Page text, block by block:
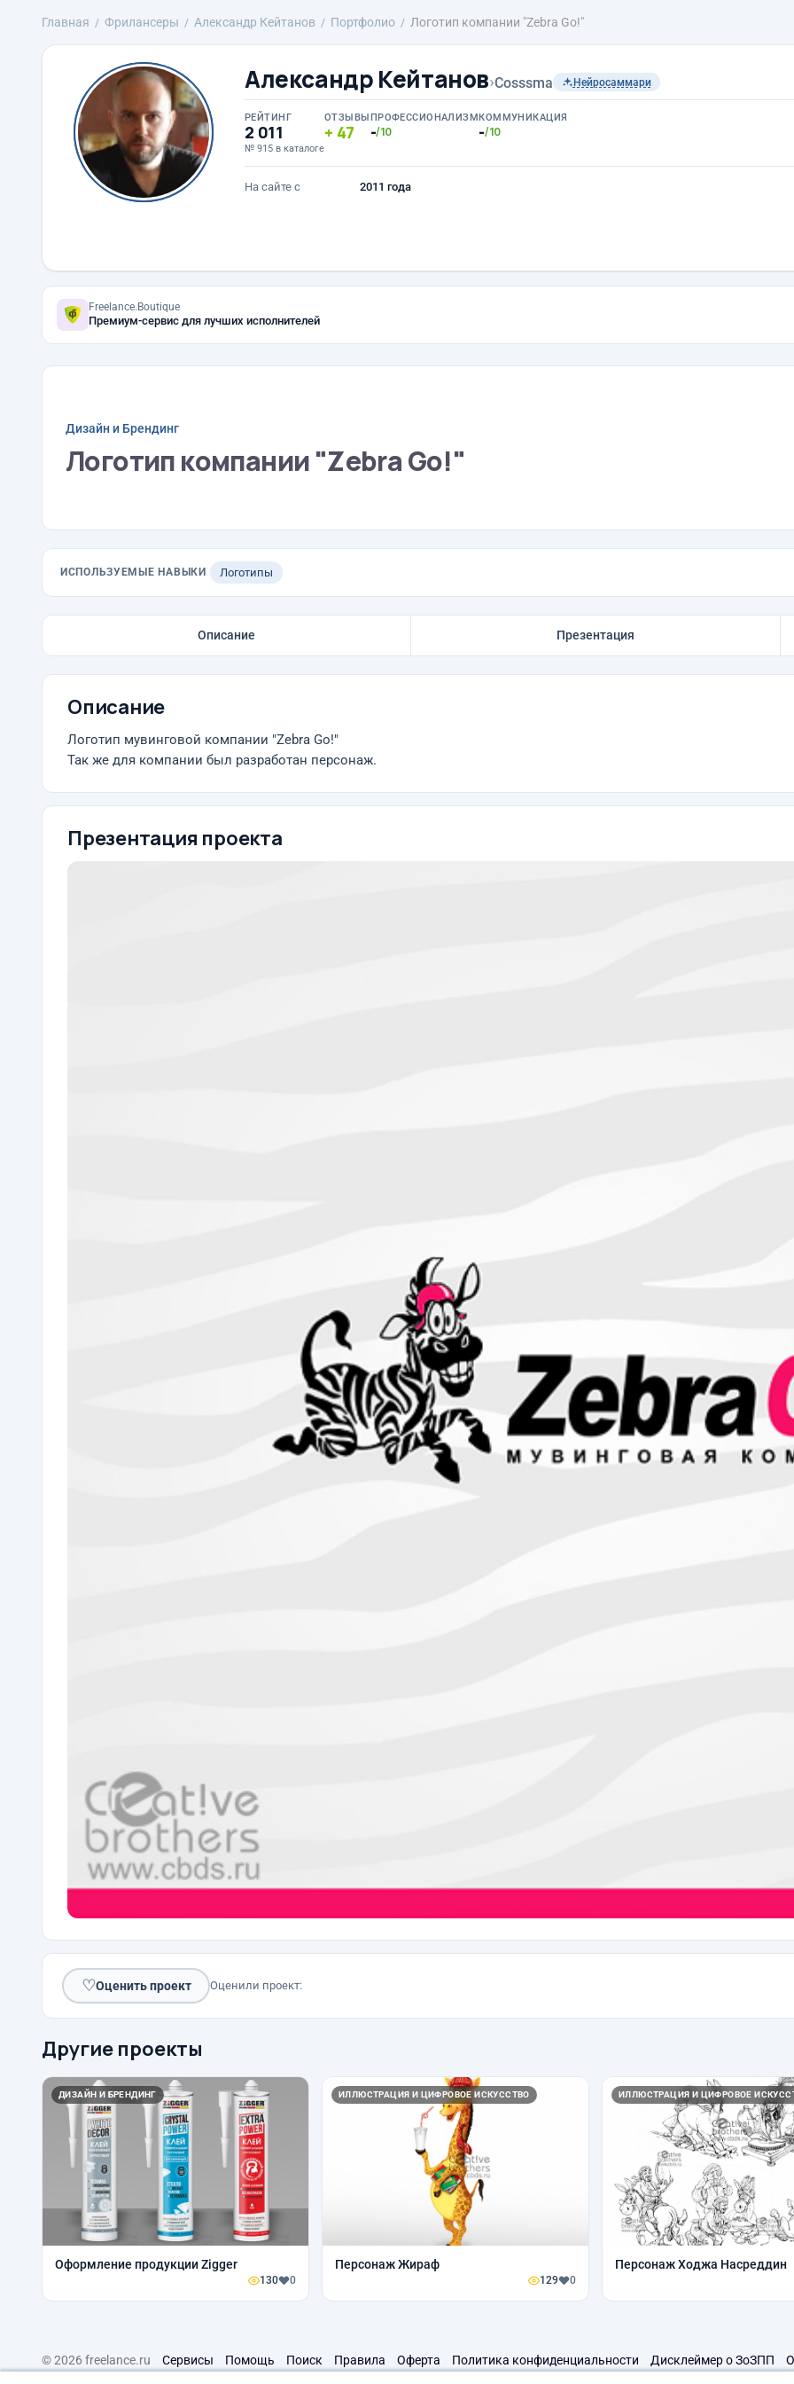
Главная Фрилансеры Александр Кейтанов Портфолио Логотип компании "Zebra Go!"
Александр Кейтанов›Cosssma Нейросаммари
РЕЙТИНГ
2 011
№ 915 в каталоге
ОТЗЫВЫ
47
ПРОФЕССИОНАЛИЗМ
-/10
КОММУНИКАЦИЯ
-/10
На сайте с 2011 года
Freelance.Boutique
Премиум-сервис для лучших исполнителей
Дизайн и Брендинг
Логотип компании "Zebra Go!"
ИСПОЛЬЗУЕМЫЕ НАВЫКИ Логотипы
Описание Презентация
Описание
Логотип мувинговой компании "Zebra Go!"
Так же для компании был разработан персонаж.
Презентация проекта
♡Оценить проект Оценили проект:
Другие проекты
ДИЗАЙН И БРЕНДИНГ
Оформление продукции Zigger
130 0
ИЛЛЮСТРАЦИЯ И ЦИФРОВОЕ ИСКУССТВО
Персонаж Жираф
129 0
ИЛЛЮСТРАЦИЯ И ЦИФРОВОЕ
Персонаж Ходжа Насреддин
© 2026 freelance.ru Сервисы Помощь Поиск Правила Оферта Политика конфиденциальности Дисклеймер о ЗоЗПП